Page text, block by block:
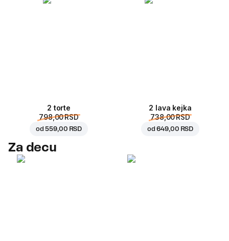
2 torte
798,00 RSD
od559,00 RSD
2 lava kejka
738,00 RSD
od649,00 RSD
Za decu